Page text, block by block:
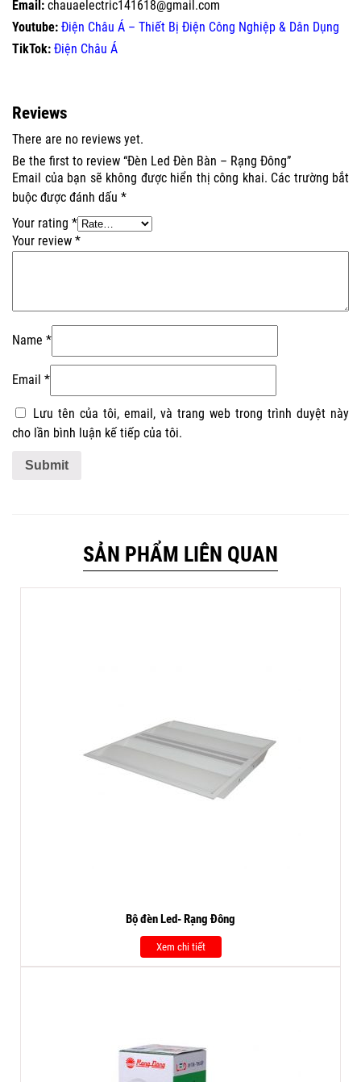
Email: chauaelectric141618@gmail.com
Youtube: Điện Châu Á – Thiết Bị Điện Công Nghiệp & Dân Dụng
TikTok: Điện Châu Á
Reviews
There are no reviews yet.
Be the first to review “Đèn Led Đèn Bàn – Rạng Đông”
Email của bạn sẽ không được hiển thị công khai. Các trường bắt
buộc được đánh dấu *
Your rating *
Your review *
Name *
Email *
Lưu tên của tôi, email, và trang web trong trình duyệt này
cho lần bình luận kế tiếp của tôi.
SẢN PHẨM LIÊN QUAN
Bộ đèn Led- Rạng Đông
Xem chi tiết